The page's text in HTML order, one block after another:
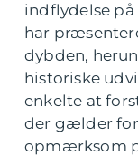
indflydelse
har
dybden,
historiske
enkelte at
der gælder
opmærksom